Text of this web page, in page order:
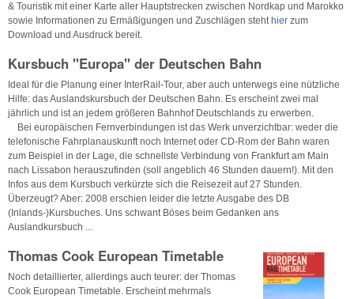
& Touristik mit einer Karte aller Hauptstrecken zwischen Nordkap und Marokko
sowie Informationen zu Ermäßigungen und Zuschlägen steht hier zum
Download und Ausdruck bereit.
Kursbuch "Europa" der Deutschen Bahn
Ideal für die Planung einer InterRail-Tour, aber auch unterwegs eine nützliche
Hilfe: das Auslandskursbuch der Deutschen Bahn. Es erscheint zwei mal
jährlich und ist an jedem größeren Bahnhof Deutschlands zu erwerben.
Bei europäischen Fernverbindungen ist das Werk unverzichtbar: weder die
telefonische Fahrplanauskunft noch Internet oder CD-Rom der Bahn waren
zum Beispiel in der Lage, die schnellste Verbindung von Frankfurt am Main
nach Lissabon herauszufinden (soll angeblich 46 Stunden dauern!). Mit den
Infos aus dem Kursbuch verkürzte sich die Reisezeit auf 27 Stunden.
Überzeugt? Aber: 2008 erschien leider die letzte Ausgabe des DB
(Inlands-)Kursbuches. Uns schwant Böses beim Gedanken ans
Auslandkursbuch ...
Thomas Cook European Timetable
Noch detaillierter, allerdings auch teurer: der Thomas
Cook European Timetable. Erscheint mehrmals